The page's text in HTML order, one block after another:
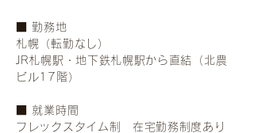
■ 勤務地
札幌（転勤なし）
JR札幌駅・地下鉄札幌駅から直結（北農
ビル17階）
■ 就業時間
フレックスタイム制 在宅勤務制度あり